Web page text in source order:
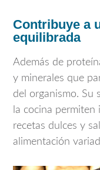
Contribuye a
equilibrada
Además de
y minerales que
del organismo. Su
la cocina
recetas dulces y
alimentación